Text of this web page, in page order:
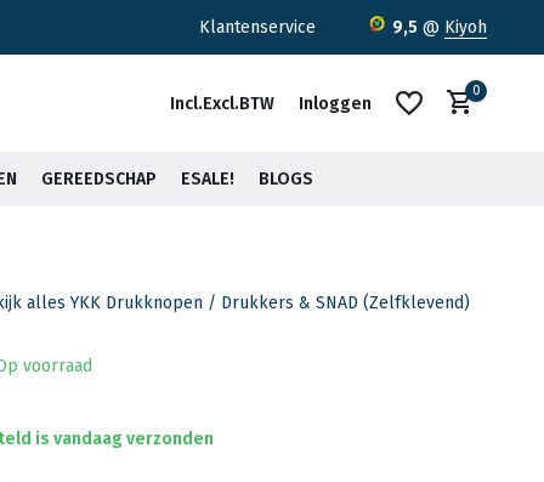
Gratis verzending <30kg vanaf €75,-*
Klantenservice 9,5 @ Kiyoh
Incl.Excl.BTW Inloggen
0
GEREEDSCHAP ESALE! BLOGS
alles YKK Drukknopen / Drukkers & SNAD (Zelfklevend)
voorraad
is vandaag verzonden